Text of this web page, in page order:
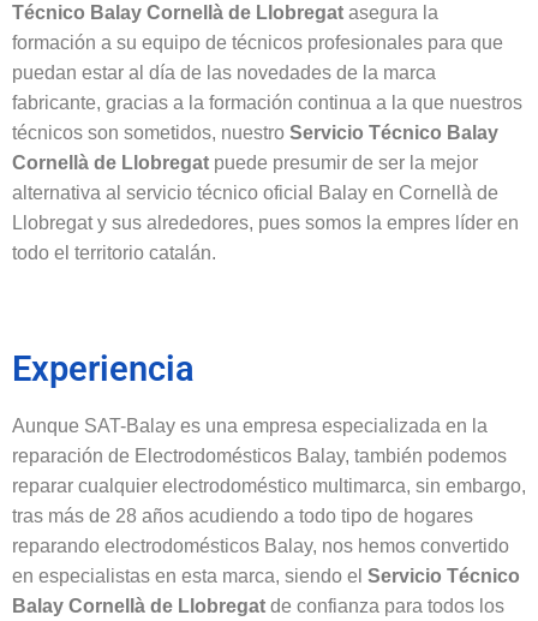
Técnico Balay Cornellà de Llobregat asegura la
formación a su equipo de técnicos profesionales para que
puedan estar al día de las novedades de la marca
fabricante, gracias a la formación continua a la que nuestros
técnicos son sometidos, nuestro Servicio Técnico Balay
Cornellà de Llobregat puede presumir de ser la mejor
alternativa al servicio técnico oficial Balay en Cornellà de
Llobregat y sus alrededores, pues somos la empres líder en
todo el territorio catalán.
Experiencia
Aunque SAT-Balay es una empresa especializada en la
reparación de Electrodomésticos Balay, también podemos
reparar cualquier electrodoméstico multimarca, sin embargo,
tras más de 28 años acudiendo a todo tipo de hogares
reparando electrodomésticos Balay, nos hemos convertido
en especialistas en esta marca, siendo el Servicio Técnico
Balay Cornellà de Llobregat de confianza para todos los